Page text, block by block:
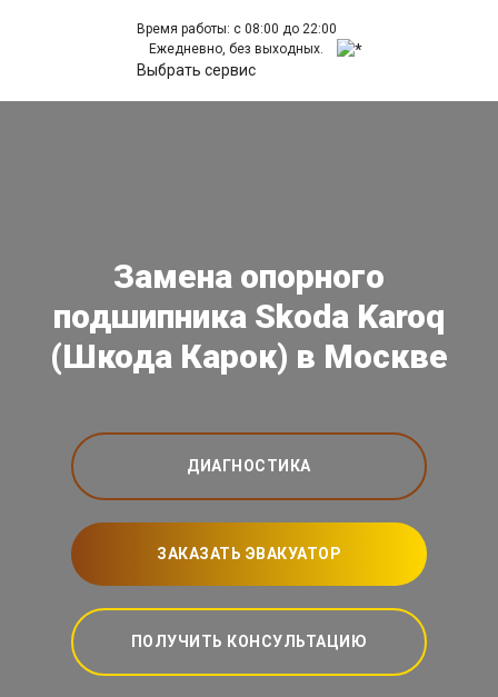
Время работы: с 08:00 до 22:00
Ежедневно, без выходных.
Выбрать сервис
Замена опорного
подшипника Skoda Karoq
(Шкода Карок) в Москве
ДИАГНОСТИКА
ЗАКАЗАТЬ ЭВАКУАТОР
ПОЛУЧИТЬ КОНСУЛЬТАЦИЮ